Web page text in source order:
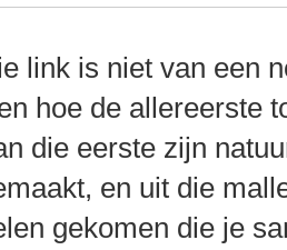
link is niet van een
hoe de allereerste
die eerste zijn
en uit die
gekomen die je